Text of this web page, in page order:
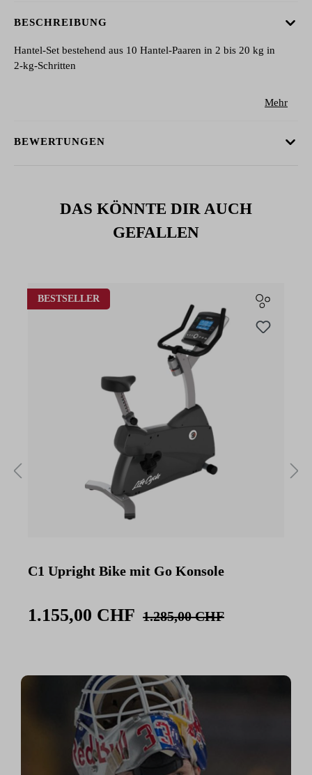
BESCHREIBUNG
Hantel-Set bestehend aus 10 Hantel-Paaren in 2 bis 20 kg in
2-kg-Schritten
Mehr
BEWERTUNGEN
DAS KÖNNTE DIR AUCH
GEFALLEN
Produktgalerie überspringen
BESTSELLER
C1 Upright Bike mit Go Konsole
1.155,00 CHF 1.285,00 CHF